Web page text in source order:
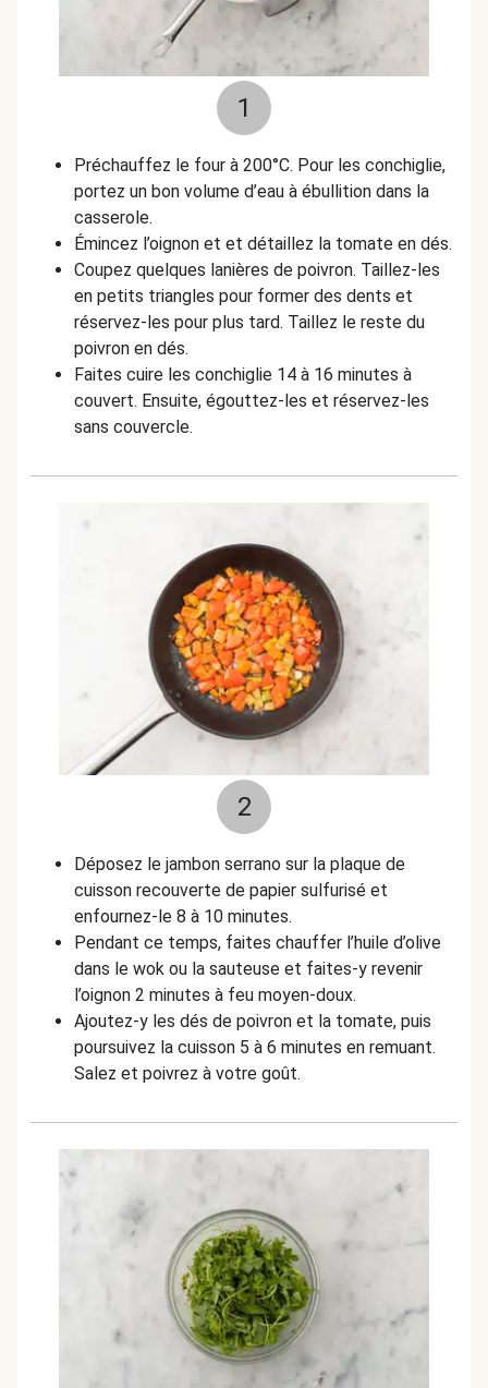
1
Préchauffez le four à 200°C. Pour les conchiglie,
portez un bon volume d’eau à ébullition dans la
casserole.
Émincez l’oignon et et détaillez la tomate en dés.
Coupez quelques lanières de poivron. Taillez-les
en petits triangles pour former des dents et
réservez-les pour plus tard. Taillez le reste du
poivron en dés.
Faites cuire les conchiglie 14 à 16 minutes à
couvert. Ensuite, égouttez-les et réservez-les
sans couvercle.
2
Déposez le jambon serrano sur la plaque de
cuisson recouverte de papier sulfurisé et
enfournez-le 8 à 10 minutes.
Pendant ce temps, faites chauffer l’huile d’olive
dans le wok ou la sauteuse et faites-y revenir
l’oignon 2 minutes à feu moyen-doux.
Ajoutez-y les dés de poivron et la tomate, puis
poursuivez la cuisson 5 à 6 minutes en remuant.
Salez et poivrez à votre goût.